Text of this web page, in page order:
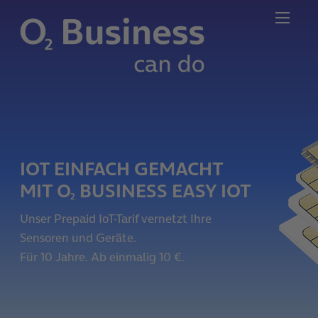
IOT EINFACH GEMACHT
MIT O2 BUSINESS EASY IOT
Unser Prepaid IoT-Tarif vernetzt Ihre
Sensoren und Geräte.
Für 10 Jahre. Ab einmalig 10 €.